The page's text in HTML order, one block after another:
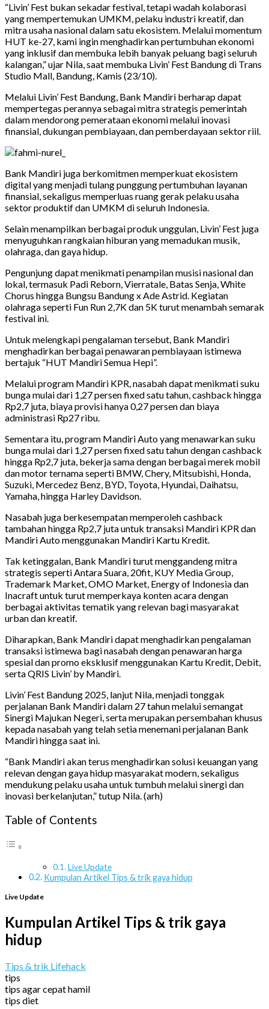
“Livin’ Fest bukan sekadar festival, tetapi wadah kolaborasi
yang mempertemukan UMKM, pelaku industri kreatif, dan
mitra usaha nasional dalam satu ekosistem. Melalui momentum
HUT ke-27, kami ingin menghadirkan pertumbuhan ekonomi
yang inklusif dan membuka lebih banyak peluang bagi seluruh
kalangan,” ujar Nila, saat membuka Livin’ Fest Bandung di Trans
Studio Mall, Bandung, Kamis (23/10).
Melalui Livin’ Fest Bandung, Bank Mandiri berharap dapat
mempertegas perannya sebagai mitra strategis pemerintah
dalam mendorong pemerataan ekonomi melalui inovasi
finansial, dukungan pembiayaan, dan pemberdayaan sektor riil.
Bank Mandiri juga berkomitmen memperkuat ekosistem
digital yang menjadi tulang punggung pertumbuhan layanan
finansial, sekaligus memperluas ruang gerak pelaku usaha
sektor produktif dan UMKM di seluruh Indonesia.
Selain menampilkan berbagai produk unggulan, Livin’ Fest juga
menyuguhkan rangkaian hiburan yang memadukan musik,
olahraga, dan gaya hidup.
Pengunjung dapat menikmati penampilan musisi nasional dan
lokal, termasuk Padi Reborn, Vierratale, Batas Senja, White
Chorus hingga Bungsu Bandung x Ade Astrid. Kegiatan
olahraga seperti Fun Run 2,7K dan 5K turut menambah semarak
festival ini.
Untuk melengkapi pengalaman tersebut, Bank Mandiri
menghadirkan berbagai penawaran pembiayaan istimewa
bertajuk “HUT Mandiri Semua Hepi”.
Melalui program Mandiri KPR, nasabah dapat menikmati suku
bunga mulai dari 1,27 persen fixed satu tahun, cashback hingga
Rp2,7 juta, biaya provisi hanya 0,27 persen dan biaya
administrasi Rp27 ribu.
Sementara itu, program Mandiri Auto yang menawarkan suku
bunga mulai dari 1,27 persen fixed satu tahun dengan cashback
hingga Rp2,7 juta, bekerja sama dengan berbagai merek mobil
dan motor ternama seperti BMW, Chery, Mitsubishi, Honda,
Suzuki, Mercedez Benz, BYD, Toyota, Hyundai, Daihatsu,
Yamaha, hingga Harley Davidson.
Nasabah juga berkesempatan memperoleh cashback
tambahan hingga Rp2,7 juta untuk transaksi Mandiri KPR dan
Mandiri Auto menggunakan Mandiri Kartu Kredit.
Tak ketinggalan, Bank Mandiri turut menggandeng mitra
strategis seperti Antara Suara, 20fit, KUY Media Group,
Trademark Market, OMO Market, Energy of Indonesia dan
Inacraft untuk turut memperkaya konten acara dengan
berbagai aktivitas tematik yang relevan bagi masyarakat
urban dan kreatif.
Diharapkan, Bank Mandiri dapat menghadirkan pengalaman
transaksi istimewa bagi nasabah dengan penawaran harga
spesial dan promo eksklusif menggunakan Kartu Kredit, Debit,
serta QRIS Livin’ by Mandiri.
Livin’ Fest Bandung 2025, lanjut Nila, menjadi tonggak
perjalanan Bank Mandiri dalam 27 tahun melalui semangat
Sinergi Majukan Negeri, serta merupakan persembahan khusus
kepada nasabah yang telah setia menemani perjalanan Bank
Mandiri hingga saat ini.
“Bank Mandiri akan terus menghadirkan solusi keuangan yang
relevan dengan gaya hidup masyarakat modern, sekaligus
mendukung pelaku usaha untuk tumbuh melalui sinergi dan
inovasi berkelanjutan,” tutup Nila. (arh)
Table of Contents
Live Update
Kumpulan Artikel Tips & trik gaya hidup
Live Update
Kumpulan Artikel Tips & trik gaya
hidup
Tips & trik Lifehack
tips
tips agar cepat hamil
tips diet